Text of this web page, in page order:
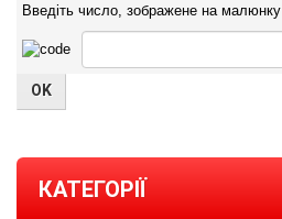
Введіть число, зображене на малюнку
КАТЕГОРІЇ